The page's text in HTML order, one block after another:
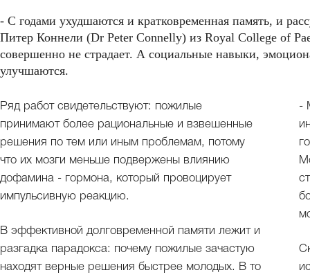
- С годами ухудшаются и кратковременная память, и
Питер Коннели (Dr Peter Connelly) из Royal College of
совершенно не страдает. А социальные навыки,
улучшаются.
Ряд работ свидетельствуют: пожилые
принимают более рациональные и взвешенные
решения по тем или иным проблемам, потому
что их мозги меньше подвержены влиянию
дофамина - гормона, который провоцирует
импульсивную реакцию.
В эффективной долговременной памяти лежит и
разгадка парадокса: почему пожилые зачастую
находят верные решения быстрее молодых. В то
-